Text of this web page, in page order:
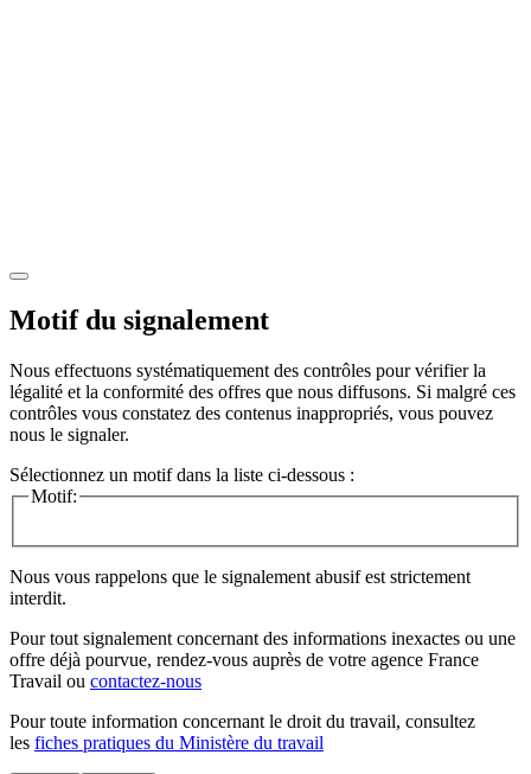
Motif du signalement
Nous effectuons systématiquement des contrôles pour vérifier la
légalité et la conformité des offres que nous diffusons. Si malgré ces
contrôles vous constatez des contenus inappropriés, vous pouvez
nous le signaler.
Sélectionnez un motif dans la liste ci-dessous :
Motif:
Nous vous rappelons que le signalement abusif est strictement
interdit.
Pour tout signalement concernant des informations inexactes ou une
offre déjà pourvue, rendez-vous auprès de votre agence France
Travail ou contactez-nous
Pour toute information concernant le droit du travail, consultez
les fiches pratiques du Ministère du travail